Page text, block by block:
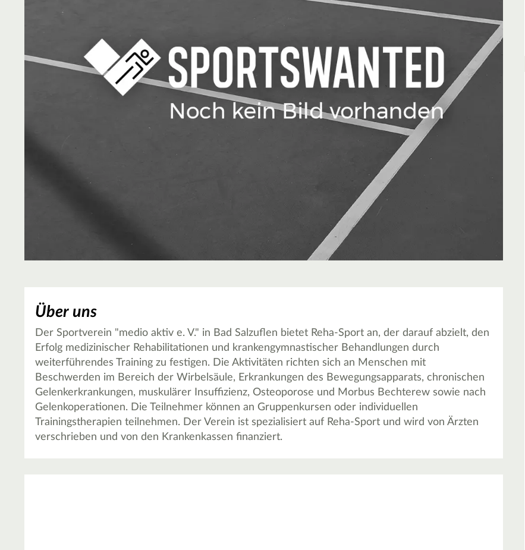
Über uns
Der Sportverein "medio aktiv e. V." in Bad Salzuflen bietet Reha-Sport an, der darauf abzielt, den
Erfolg medizinischer Rehabilitationen und krankengymnastischer Behandlungen durch
weiterführendes Training zu festigen. Die Aktivitäten richten sich an Menschen mit
Beschwerden im Bereich der Wirbelsäule, Erkrankungen des Bewegungsapparats, chronischen
Gelenkerkrankungen, muskulärer Insuffizienz, Osteoporose und Morbus Bechterew sowie nach
Gelenkoperationen. Die Teilnehmer können an Gruppenkursen oder individuellen
Trainingstherapien teilnehmen. Der Verein ist spezialisiert auf Reha-Sport und wird von Ärzten
verschrieben und von den Krankenkassen finanziert.